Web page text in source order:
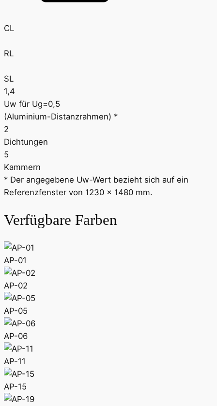
CL
RL
SL
1,4
Uw für Ug=0,5
(Aluminium-Distanzrahmen) *
2
Dichtungen
5
Kammern
* Der angegebene Uw-Wert bezieht sich auf ein
Referenzfenster von 1230 x 1480 mm.
Verfügbare Farben
AP-01
AP-02
AP-05
AP-06
AP-11
AP-15